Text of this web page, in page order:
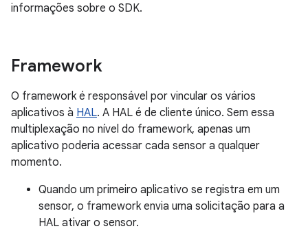
informações sobre o SDK.
Framework
O framework é responsável por vincular os vários
aplicativos à HAL. A HAL é de cliente único. Sem essa
multiplexação no nível do framework, apenas um
aplicativo poderia acessar cada sensor a qualquer
momento.
Quando um primeiro aplicativo se registra em um
sensor, o framework envia uma solicitação para a
HAL ativar o sensor.